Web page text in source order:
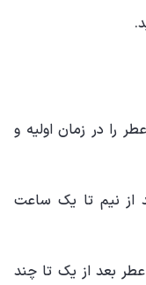
را در زمان اولیه و
از نیم تا یک ساعت
عطر بعد از یک تا چند